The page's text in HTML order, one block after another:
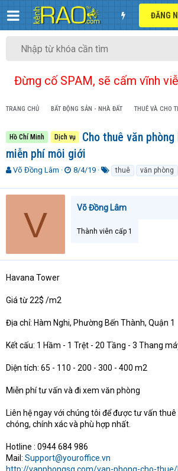
Đừng cố SPAM, sẽ cấm vĩnh
TRANG CHỦ BẤT ĐỘNG SẢN - NHÀ ĐẤT THUÊ VÀ CHO
Hồ Chí Minh Dịch vụ
Cho thuê văn
miễn phí môi giới
T
r
a
t
r
Võ Đồng Lâm
N
à
8/4/19
k
h
ó
thuê văn phòng
V Võ Đồng Lâm
Thành viên cấp 1
Havana Tower
Giá từ 22$ /m2
Địa chỉ: Hàm Nghi, Phường Bến Thành, Quận 1
Kết cấu: 1 Hầm - 1 Trệt - 20 Tầng - 3 Thang
Diện tích: 65 - 110 - 200 - 300 - 400 m2
Miễn phí tư vấn và đi xem văn phòng
Liên hệ ngay với chúng tôi để được tư vấn
chóng, chính xác và phù hợp nhất.
Hotline : 0944 684 986
Mail: Support@youroffice.vn